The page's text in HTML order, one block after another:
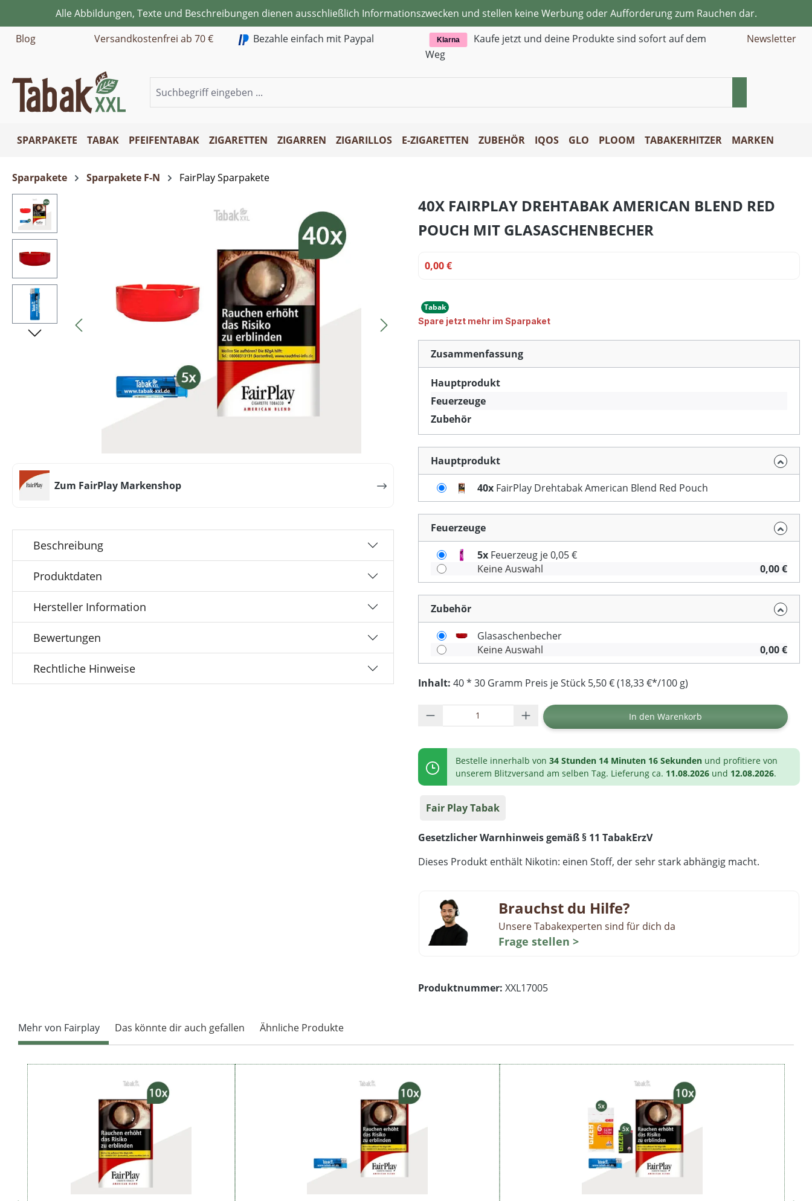
Hauptinhalt springen
Zur Suche springen
Zur Hauptnavigation springen
Alle Abbildungen, Texte und Beschreibungen dienen ausschließlich Informationszwecken und stellen keine Werbung oder Aufforderung zum Rauchen dar.
Blog
Versandkostenfrei ab 70 € Bezahle einfach mit Paypal Klarna
Kaufe jetzt und deine Produkte sind sofort auf dem
Weg
Newsletter
SPARPAKETE TABAK PFEIFENTABAK ZIGARETTEN ZIGARREN ZIGARILLOS E-ZIGARETTEN ZUBEHÖR IQOS GLO PLOOM TABAKERHITZER MARKEN
Sparpakete Sparpakete F-N FairPlay Sparpakete
Zum FairPlay Markenshop
Beschreibung
Produktdaten
Hersteller Information
Bewertungen
Rechtliche Hinweise
40X FAIRPLAY DREHTABAK AMERICAN BLEND RED
POUCH MIT GLASASCHENBECHER
0,00 €
Tabak
Spare jetzt mehr im Sparpaket
Zusammenfassung
Hauptprodukt
Feuerzeuge
Zubehör
Hauptprodukt
40x FairPlay Drehtabak American Blend Red Pouch
Feuerzeuge
5x Feuerzeug je 0,05 €
Keine Auswahl
0,00 €
Zubehör
Glasaschenbecher
Keine Auswahl
0,00 €
Inhalt: 40 * 30 Gramm Preis je Stück 5,50 € (18,33 €*/100 g)
Produkt Anzahl: Gib den gewünschten Wert ein oder
In den Warenkorb
Bestelle innerhalb von 34 Stunden 14 Minuten 15 Sekunden und profitiere von
unserem Blitzversand am selben Tag. Lieferung ca. 11.08.2026 und 12.08.2026.
Fair Play Tabak
Gesetzlicher Warnhinweis gemäß § 11 TabakErzV
Dieses Produkt enthält Nikotin: einen Stoff, der sehr stark abhängig macht.
Brauchst du Hilfe?
Unsere Tabakexperten sind für dich da
Frage stellen >
Produktnummer: XXL17005
Mehr von Fairplay Das könnte dir auch gefallen Ähnliche Produkte
Produktgalerie überspringen